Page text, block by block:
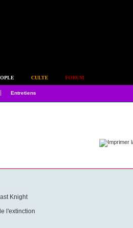
CULTE FORUM
Entretiens
Knight
l'extinction